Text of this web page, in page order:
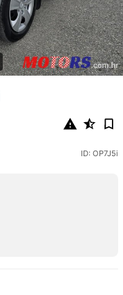
ID: OP7J5i